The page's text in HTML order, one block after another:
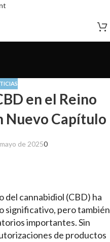
en el Reino
Nuevo Capítulo
de 20250
del cannabidiol (CBD) ha
significativo, pero también
importantes. Sin
de productos